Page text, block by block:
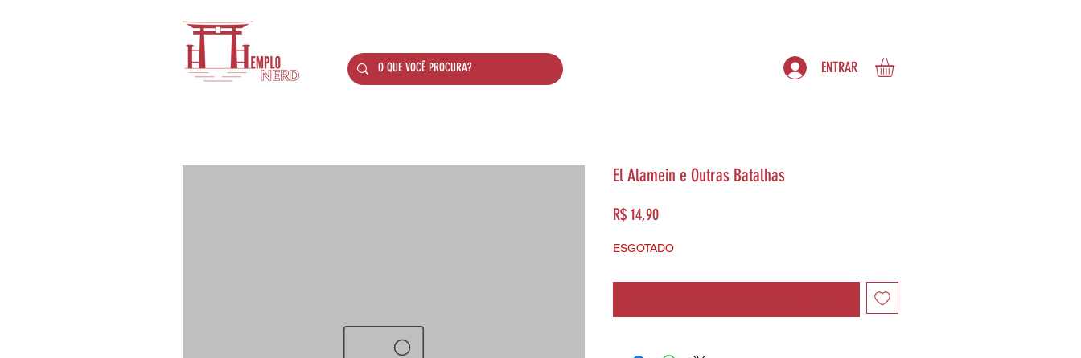
ENTRAR
El Alamein e Outras Batalhas
R$ 14,90Preço
ESGOTADO